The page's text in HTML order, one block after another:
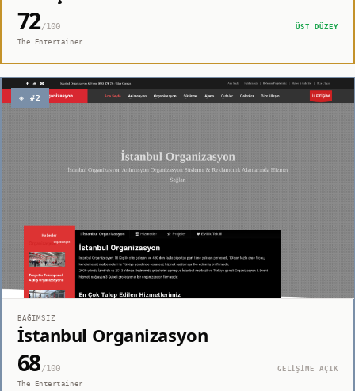
72/100
ÜST DÜZEY
The Entertainer
◈ #2
BAĞIMSIZ
İstanbul Organizasyon
68/100
GELİŞİME AÇIK
The Entertainer